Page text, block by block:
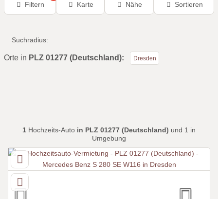
Filtern Karte Nähe Sortieren
Suchradius:
Orte in PLZ 01277 (Deutschland): Dresden
1 Hochzeits-Auto in PLZ 01277 (Deutschland) und 1 in
Umgebung